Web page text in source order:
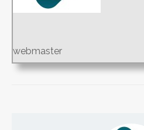
webmaster